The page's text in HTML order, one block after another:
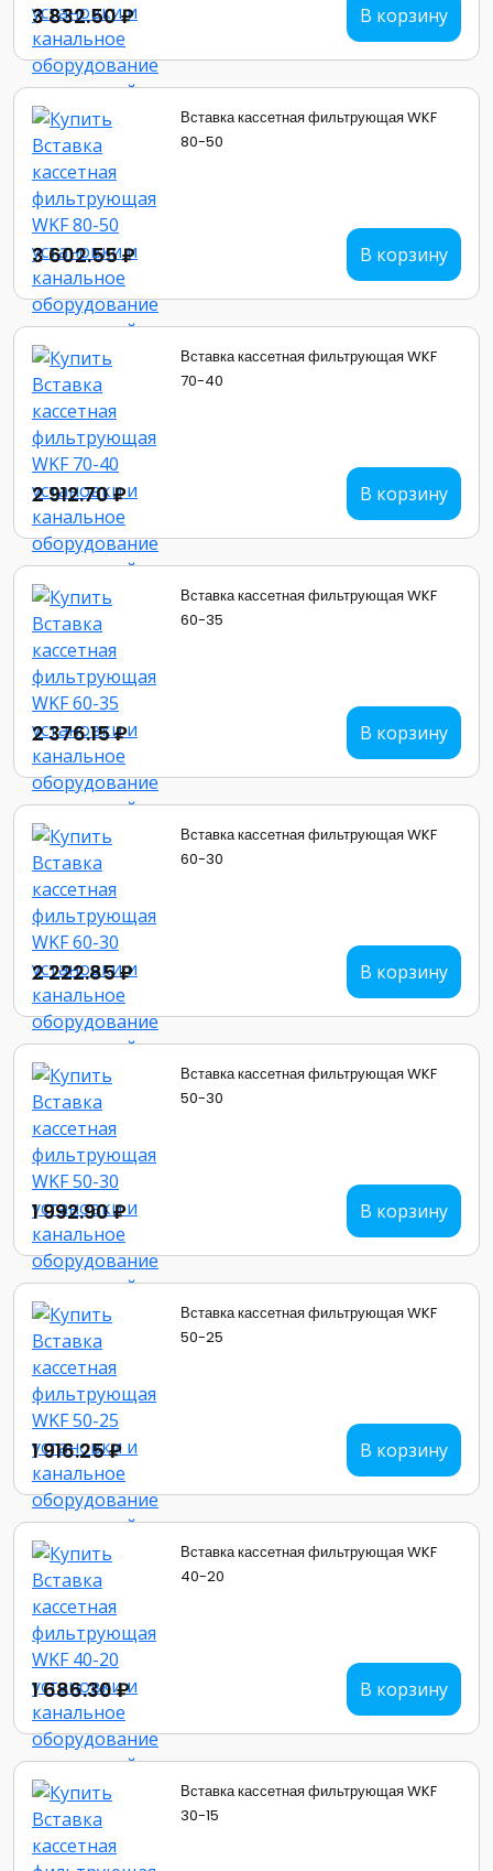
3 832.50 ₽ В корзину
Вставка кассетная фильтрующая WKF
80-50
3 602.55 ₽ В корзину
Вставка кассетная фильтрующая WKF
70-40
2 912.70 ₽ В корзину
Вставка кассетная фильтрующая WKF
60-35
2 376.15 ₽ В корзину
Вставка кассетная фильтрующая WKF
60-30
2 222.85 ₽ В корзину
Вставка кассетная фильтрующая WKF
50-30
1 992.90 ₽ В корзину
Вставка кассетная фильтрующая WKF
50-25
1 916.25 ₽ В корзину
Вставка кассетная фильтрующая WKF
40-20
1 686.30 ₽ В корзину
Вставка кассетная фильтрующая WKF
30-15